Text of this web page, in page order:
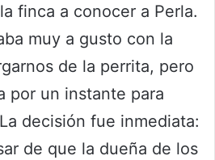
finca a conocer a Perla.
muy a gusto con la
de la perrita, pero
por un instante para
decisión fue inmediata:
de que la dueña de los